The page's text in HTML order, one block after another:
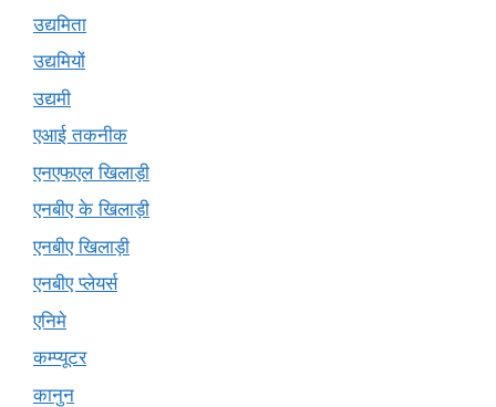
उद्यमिता
उद्यमियों
उद्यमी
एआई तकनीक
एनएफएल खिलाड़ी
एनबीए के खिलाड़ी
एनबीए खिलाड़ी
एनबीए प्लेयर्स
एनिमे
कम्प्यूटर
कानुन